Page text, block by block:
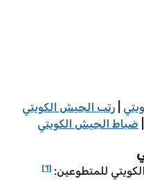
رتب الجيش الكويتي
ضباط الجيش الكويتي
للمتطوعين: [1]